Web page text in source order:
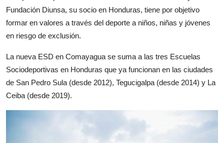
Fundación Diunsa, su socio en Honduras, tiene por objetivo
formar en valores a través del deporte a niños, niñas y jóvenes
en riesgo de exclusión.
La nueva ESD en Comayagua se suma a las tres Escuelas
Sociodeportivas en Honduras que ya funcionan en las ciudades
de San Pedro Sula (desde 2012), Tegucigalpa (desde 2014) y La
Ceiba (desde 2019).